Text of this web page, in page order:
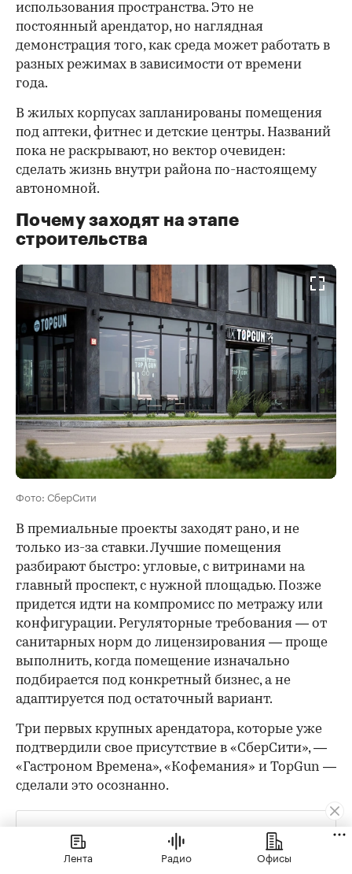
использования пространства. Это не
постоянный арендатор, но наглядная
демонстрация того, как среда может работать в
разных режимах в зависимости от времени
года.
В жилых корпусах запланированы помещения
под аптеки, фитнес и детские центры. Названий
пока не раскрывают, но вектор очевиден:
сделать жизнь внутри района по-настоящему
автономной.
Почему заходят на этапе
строительства
Фото: СберСити
В премиальные проекты заходят рано, и не
только из-за ставки. Лучшие помещения
разбирают быстро: угловые, с витринами на
главный проспект, с нужной площадью. Позже
придется идти на компромисс по метражу или
конфигурации. Регуляторные требования — от
санитарных норм до лицензирования — проще
выполнить, когда помещение изначально
подбирается под конкретный бизнес, а не
адаптируется под остаточный вариант.
Три первых крупных арендатора, которые уже
подтвердили свое присутствие в «СберСити», —
«Гастроном Времена», «Кофемания» и TopGun —
сделали это осознанно.
«Экономически открыться через два года было бы
проще и приятнее. Но мы готовы принять эти риски
и, возможно, какое-то время работать не в плюс. Мы
Лента Радио Офисы